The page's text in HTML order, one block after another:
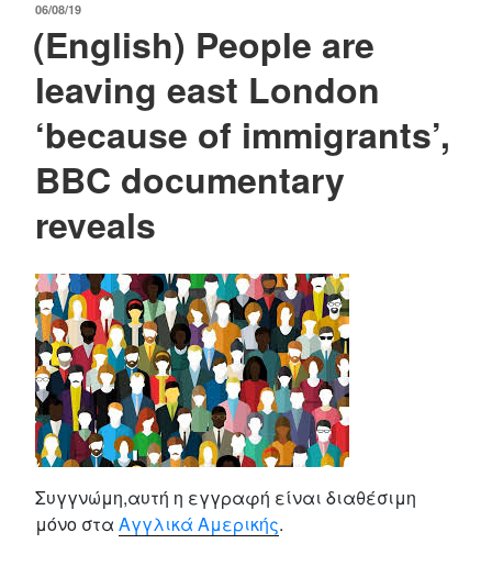
POSTED
06/08/19
(English) People are
leaving east London
‘because of immigrants’,
BBC documentary
reveals
Συγγνώμη,αυτή η εγγραφή είναι διαθέσιμη
μόνο στα Αγγλικά Αμερικής.